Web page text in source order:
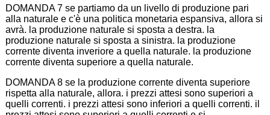
DOMANDA 7 se partiamo da un livello di produzione pari
alla naturale e c'è una politica monetaria espansiva, allora si
avrà. la produzione naturale si sposta a destra. la
produzione naturale si sposta a sinistra. la produzione
corrente diventa inveriore a quella naturale. la produzione
corrente diventa superiore a quella naturale.
DOMANDA 8 se la produzione corrente diventa superiore
rispetta alla naturale, allora. i prezzi attesi sono superiori a
quelli correnti. i prezzi attesi sono inferiori a quelli correnti. il